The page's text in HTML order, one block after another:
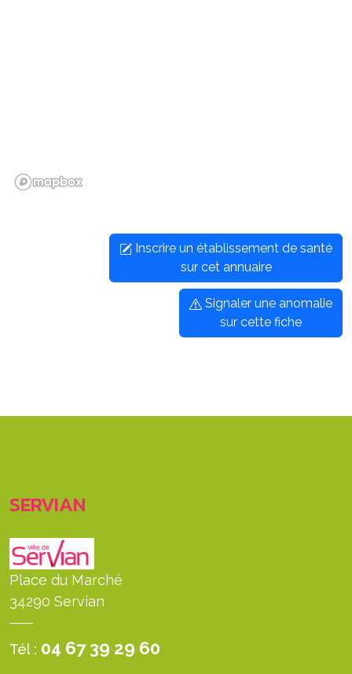
Inscrire un établissement de santé
sur cet annuaire
Signaler une anomalie
sur cette fiche
SERVIAN
Place du Marché
34290 Servian
Tél : 04 67 39 29 60